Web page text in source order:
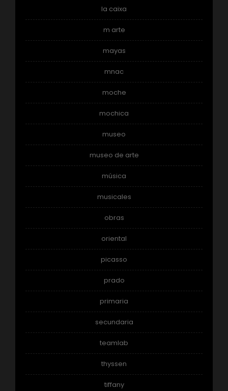
la caixa
m arte
mayas
mnac
moche
mochica
museo
museo de arte
música
musicales
obras
oriental
picasso
prado
primaria
secundaria
teamlab
thyssen
tiffany